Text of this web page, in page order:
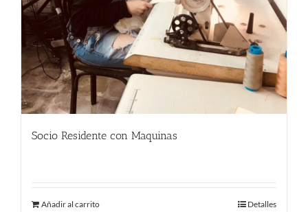
Socio Residente con Maquinas
Añadir al carrito Detalles